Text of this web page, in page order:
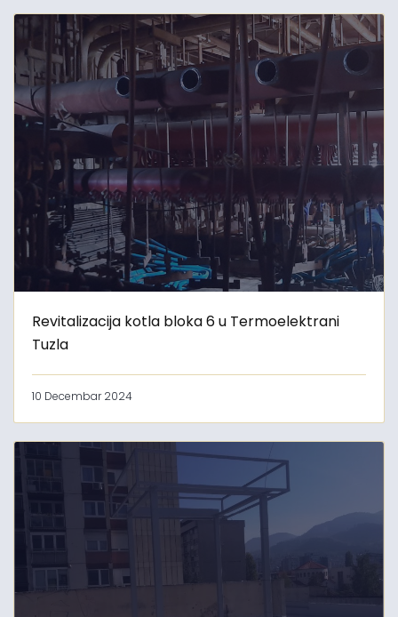
Revitalizacija kotla bloka 6 u Termoelektrani
Tuzla
10 Decembar 2024